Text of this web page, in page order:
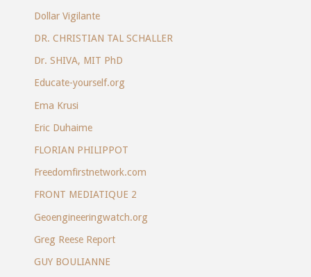
Dollar Vigilante
DR. CHRISTIAN TAL SCHALLER
Dr. SHIVA, MIT PhD
Educate-yourself.org
Ema Krusi
Eric Duhaime
FLORIAN PHILIPPOT
Freedomfirstnetwork.com
FRONT MEDIATIQUE 2
Geoengineeringwatch.org
Greg Reese Report
GUY BOULIANNE